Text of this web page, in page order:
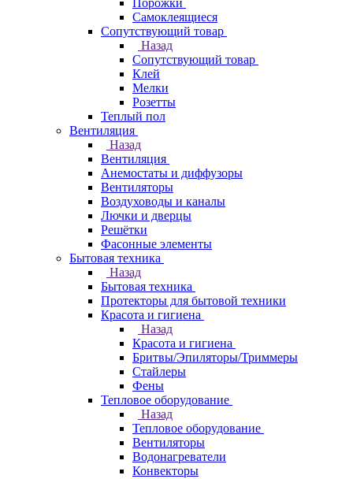
Порожки
Самоклеящиеся
Сопутствующий товар
Назад
Сопутствующий товар
Клей
Мелки
Розетты
Теплый пол
Вентиляция
Назад
Вентиляция
Анемостаты и диффузоры
Вентиляторы
Воздуховоды и каналы
Лючки и дверцы
Решётки
Фасонные элементы
Бытовая техника
Назад
Бытовая техника
Протекторы для бытовой техники
Красота и гигиена
Назад
Красота и гигиена
Бритвы/Эпиляторы/Триммеры
Стайлеры
Фены
Тепловое оборудование
Назад
Тепловое оборудование
Вентиляторы
Водонагреватели
Конвекторы